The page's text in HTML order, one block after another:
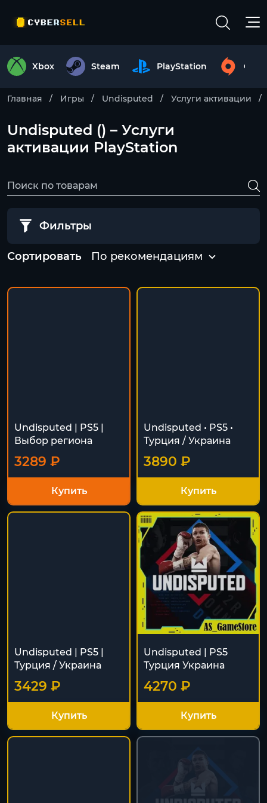
Xbox Steam PlayStation
Главная Игры Undisputed Услуги активации
Undisputed () – Услуги
активации PlayStation
Фильтры
Сортировать По рекомендациям
Undisputed | PS5 |
Выбор региона
3289 ₽
Купить
Undisputed • PS5 •
Турция / Украина
3890 ₽
Купить
Undisputed | PS5 |
Турция / Украина
3429 ₽
Купить
Undisputed | PS5
Турция Украина
4270 ₽
Купить